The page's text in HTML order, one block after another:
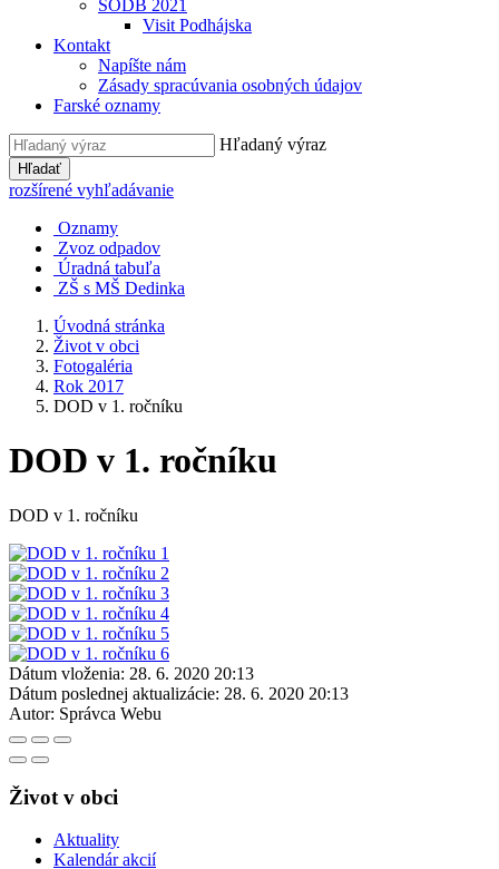
SODB 2021
Visit Podhájska
Kontakt
Napíšte nám
Zásady spracúvania osobných údajov
Farské oznamy
Hľadaný výraz
Hľadať
rozšírené vyhľadávanie
Oznamy
Zvoz odpadov
Úradná tabuľa
ZŠ s MŠ Dedinka
Úvodná stránka
Život v obci
Fotogaléria
Rok 2017
DOD v 1. ročníku
DOD v 1. ročníku
DOD v 1. ročníku
Dátum vloženia: 28. 6. 2020 20:13
Dátum poslednej aktualizácie: 28. 6. 2020 20:13
Autor: Správca Webu
Život v obci
Aktuality
Kalendár akcií